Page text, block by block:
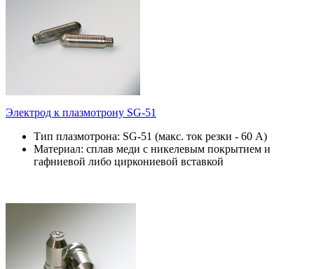
Электрод к плазмотрону SG-51
Тип плазмотрона: SG-51 (макс. ток резки - 60 А)
Материал: сплав меди с никелевым покрытием и
гафниевой либо циркониевой вставкой